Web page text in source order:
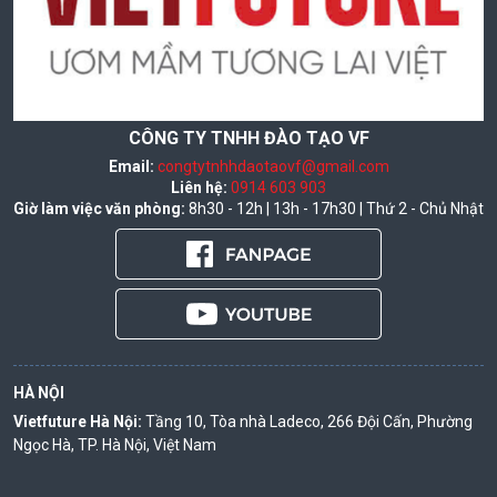
CÔNG TY TNHH ĐÀO TẠO VF
Email: congtytnhhdaotaovf@gmail.com
Liên hệ: 0914 603 903
Giờ làm việc văn phòng: 8h30 - 12h | 13h - 17h30 | Thứ 2 - Chủ Nhật
HÀ NỘI
Vietfuture Hà Nội: Tầng 10, Tòa nhà Ladeco, 266 Đội Cấn, Phường
Ngọc Hà, TP. Hà Nội, Việt Nam